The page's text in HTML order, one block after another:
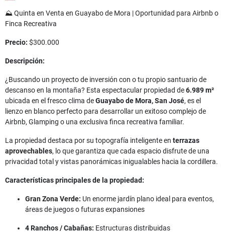
⛰️ Quinta en Venta en Guayabo de Mora | Oportunidad para Airbnb o
Finca Recreativa
Precio: $300.000
Descripción:
¿Buscando un proyecto de inversión con o tu propio santuario de
descanso en la montaña? Esta espectacular propiedad de6.989 m²
ubicada en el fresco clima deGuayabo de Mora, San José, es el
lienzo en blanco perfecto para desarrollar un exitoso complejo de
Airbnb, Glamping o una exclusiva finca recreativa familiar.
La propiedad destaca por su topografía inteligente en terrazas
aprovechables, lo que garantiza que cada espacio disfrute de una
privacidad total y vistas panorámicas inigualables hacia la cordillera.
Características principales de la propiedad:
Gran Zona Verde: Un enorme jardín plano ideal para eventos,
áreas de juegos o futuras expansiones
4 Ranchos / Cabañas: Estructuras distribuidas